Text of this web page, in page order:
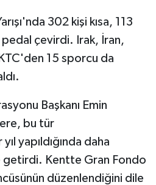
302 kişi kısa, 113
pedal çevirdi. Irak, İran,
15 sporcu da
Başkanı Emin
bu tür
yapıldığında daha
getirdi. Kentte Gran Fondo
düzenlendiğini dile